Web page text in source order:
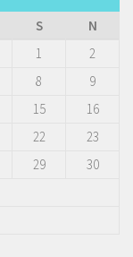
S N
1
2
8
9
15
16
22
23
29
30